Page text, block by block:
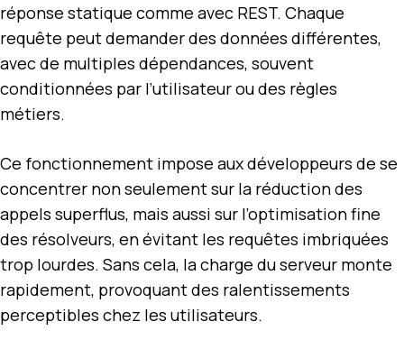
réponse statique comme avec REST. Chaque
requête peut demander des données différentes,
avec de multiples dépendances, souvent
conditionnées par l’utilisateur ou des règles
métiers.
Ce fonctionnement impose aux développeurs de se
concentrer non seulement sur la réduction des
appels superflus, mais aussi sur l’optimisation fine
des résolveurs, en évitant les requêtes imbriquées
trop lourdes. Sans cela, la charge du serveur monte
rapidement, provoquant des ralentissements
perceptibles chez les utilisateurs.